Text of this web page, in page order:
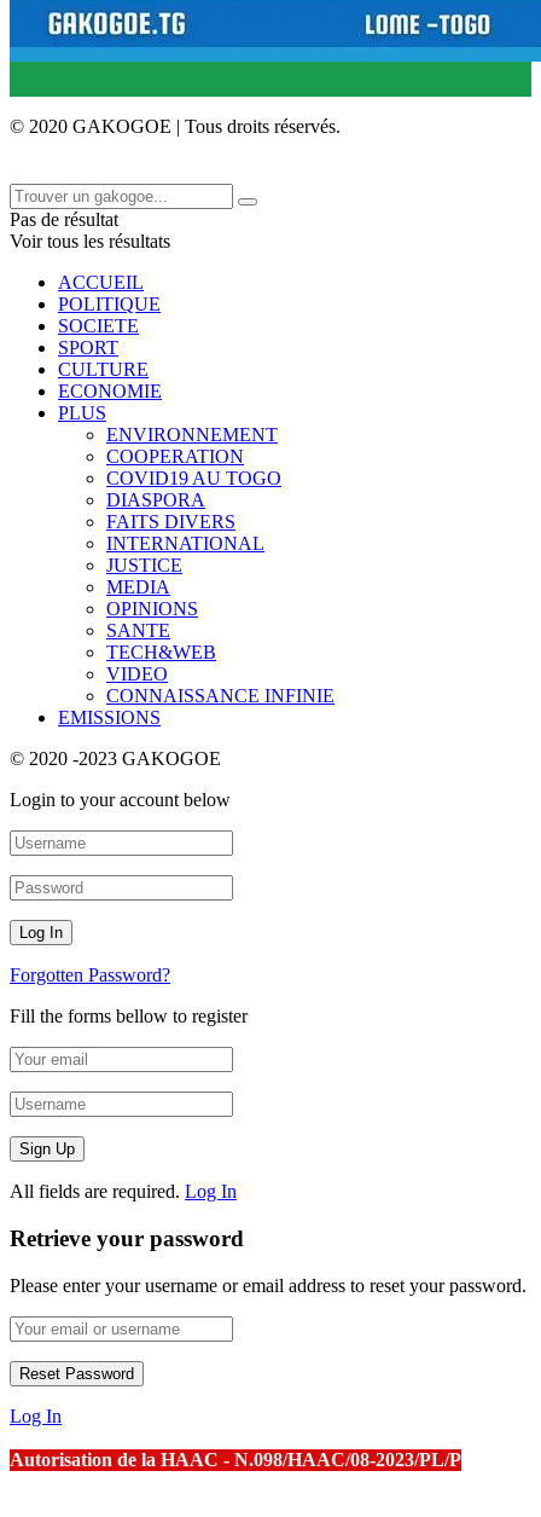
© 2020 GAKOGOE | Tous droits réservés.
Pas de résultat
Voir tous les résultats
ACCUEIL
POLITIQUE
SOCIETE
SPORT
CULTURE
ECONOMIE
PLUS
ENVIRONNEMENT
COOPERATION
COVID19 AU TOGO
DIASPORA
FAITS DIVERS
INTERNATIONAL
JUSTICE
MEDIA
OPINIONS
SANTE
TECH&WEB
VIDEO
CONNAISSANCE INFINIE
EMISSIONS
© 2020 -2023 GAKOGOE
Login to your account below
Forgotten Password?
Fill the forms bellow to register
All fields are required. Log In
Retrieve your password
Please enter your username or email address to reset your password.
Log In
Autorisation de la HAAC - N.098/HAAC/08-2023/PL/P